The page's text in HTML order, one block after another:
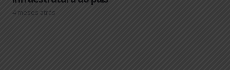
4 meses atrás